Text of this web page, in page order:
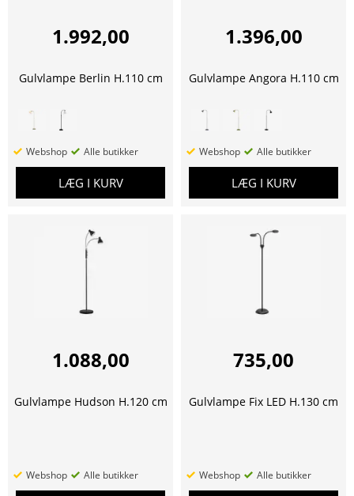
1.992,00
Gulvlampe Berlin H.110 cm
Webshop Alle butikker
LÆG I KURV
1.396,00
Gulvlampe Angora H.110 cm
Webshop Alle butikker
LÆG I KURV
1.088,00
Gulvlampe Hudson H.120 cm
Webshop Alle butikker
735,00
Gulvlampe Fix LED H.130 cm
Webshop Alle butikker